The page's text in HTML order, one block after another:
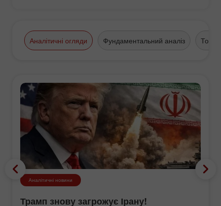
Аналітичні огляди Фундаментальний аналіз
Аналітичні новини
Трамп знову загрожує Ірану!